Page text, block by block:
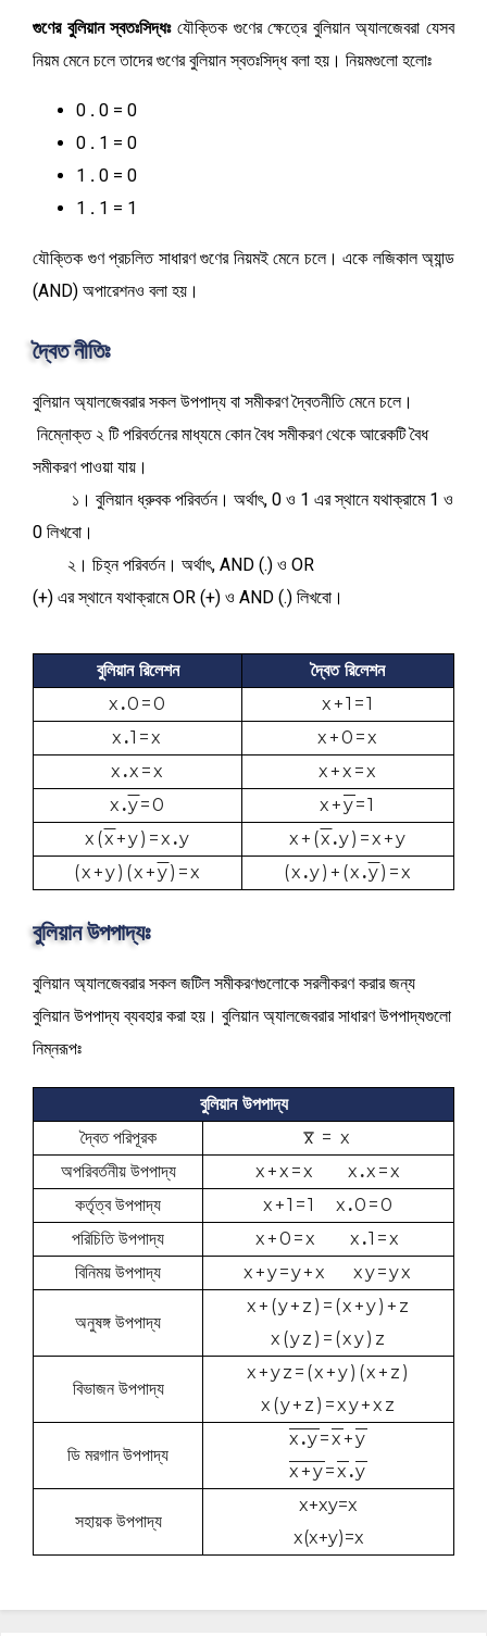
গুণের বুলিয়ান স্বতঃসিদ্ধঃযৌক্তিক গুণের ক্ষেত্রে বুলিয়ান অ্যালজেবরা যেসব
নিয়ম মেনে চলে তাদের গুণের বুলিয়ান স্বতঃসিদ্ধ বলা হয়। নিয়মগুলো হলোঃ
0 . 0 = 0
0 . 1 = 0
1 . 0 = 0
1 . 1 = 1
যৌক্তিক গুণ প্রচলিত সাধারণ গুণের নিয়মই মেনে চলে। একে লজিকাল অ্যান্ড
(AND) অপারেশনও বলা হয়।
দ্বৈত নীতিঃ
বুলিয়ান অ্যালজেবরার সকল উপপাদ্য বা সমীকরণ দ্বৈতনীতি মেনে চলে।
নিম্নোক্ত ২ টি পরিবর্তনের মাধ্যমে কোন বৈধ সমীকরণ থেকে আরেকটি বৈধ
সমীকরণ পাওয়া যায়।
১। বুলিয়ান ধ্রুবক পরিবর্তন। অর্থাৎ, 0 ও 1 এর স্থানে যথাক্রামে 1 ও
0 লিখবো।
২। চিহ্ন পরিবর্তন। অর্থাৎ, AND (.) ও OR
(+) এর স্থানে যথাক্রামে OR (+) ও AND (.) লিখবো।
বুলিয়ান রিলেশন
দ্বৈত রিলেশন
x .0=0
x+1=1
x .1=x
x+0=x
x .x=x
x+x=x
x .y=0 x+y=1
x(x+y)=x .y x+(x .y)=x+y
(x+y)(x+y)=x (x .y)+(x .y)=x
বুলিয়ান উপপাদ্যঃ
বুলিয়ান অ্যালজেবরার সকল জটিল সমীকরণগুলোকে সরলীকরণ করার জন্য
বুলিয়ান উপপাদ্য ব্যবহার করা হয়। বুলিয়ানঅ্যালজেবরার সাধারণ উপপাদ্যগুলো
নিম্নরূপঃ
বুলিয়ান উপপাদ্য
দ্বৈত পরিপূরক
x̿ = x
অপরিবর্তনীয় উপপাদ্য
x+x=x x .x=x
কর্তৃত্ব উপপাদ্য
x+1=1 x .0=0
পরিচিতি উপপাদ্য
x+0=x x .1=x
বিনিময় উপপাদ্য
x+y=y+x xy=yx
অনুষঙ্গ উপপাদ্য
x+(y+z)=(x+y)+z
x(yz)=(xy)z
বিভাজন উপপাদ্য
x+yz=(x+y)(x+z)
x(y+z)=xy+xz
ডি মরগান উপপাদ্য
x .y=x+y
x+y=x .y
সহায়ক উপপাদ্য
x+xy=x
x(x+y)=x